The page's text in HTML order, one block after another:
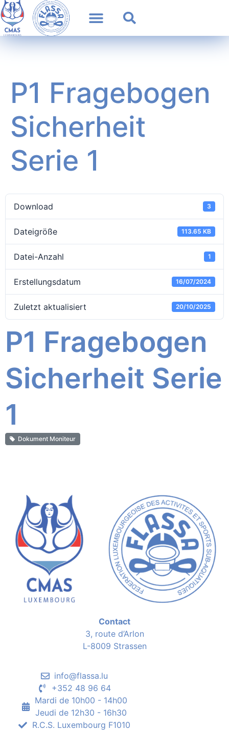
P1 Fragebogen
Sicherheit
Serie 1
Download 3
Dateigröße 113.65 KB
Datei-Anzahl 1
Erstellungsdatum 16/07/2024
Zuletzt aktualisiert 20/10/2025
P1 Fragebogen
Sicherheit Serie
1
Dokument Moniteur
Contact
3, route d’Arlon
L-8009 Strassen
info@flassa.lu
+352 48 96 64
Mardi de 10h00 - 14h00
Jeudi de 12h30 - 16h30
R.C.S. Luxembourg F1010